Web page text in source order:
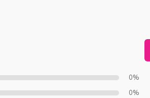
0%
0%